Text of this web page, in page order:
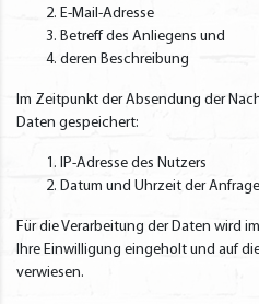
E-Mail-Adresse
Betreff des Anliegens und
deren Beschreibung
Im Zeitpunkt der Absendung der
Daten gespeichert:
IP-Adresse des Nutzers
Datum und Uhrzeit der Anfrage
Für die Verarbeitung der Daten wird
Ihre Einwilligung eingeholt und auf
verwiesen.